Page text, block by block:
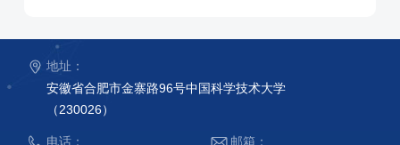
地址：
安徽省合肥市金寨路96号中国科学技术大学
（230026）
电话：
邮箱：